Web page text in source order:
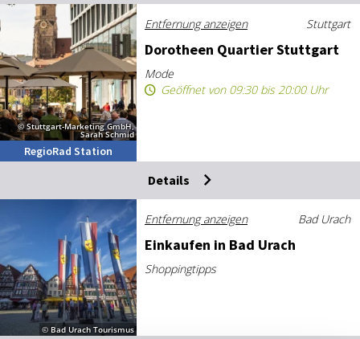
© Stuttgart-Marketing GmbH,
Sarah Schmid
RegioRad Station
Entfernung anzeigen Stuttgart
Do­ro­the­en Quar­tier Stutt­gart
Mode
Geöffnet von 09:30 bis 20:00 Uhr
Details
© Bad Urach Tourismus
Entfernung anzeigen Bad Urach
Ein­kau­fen in Bad Urach
Shoppingtipps